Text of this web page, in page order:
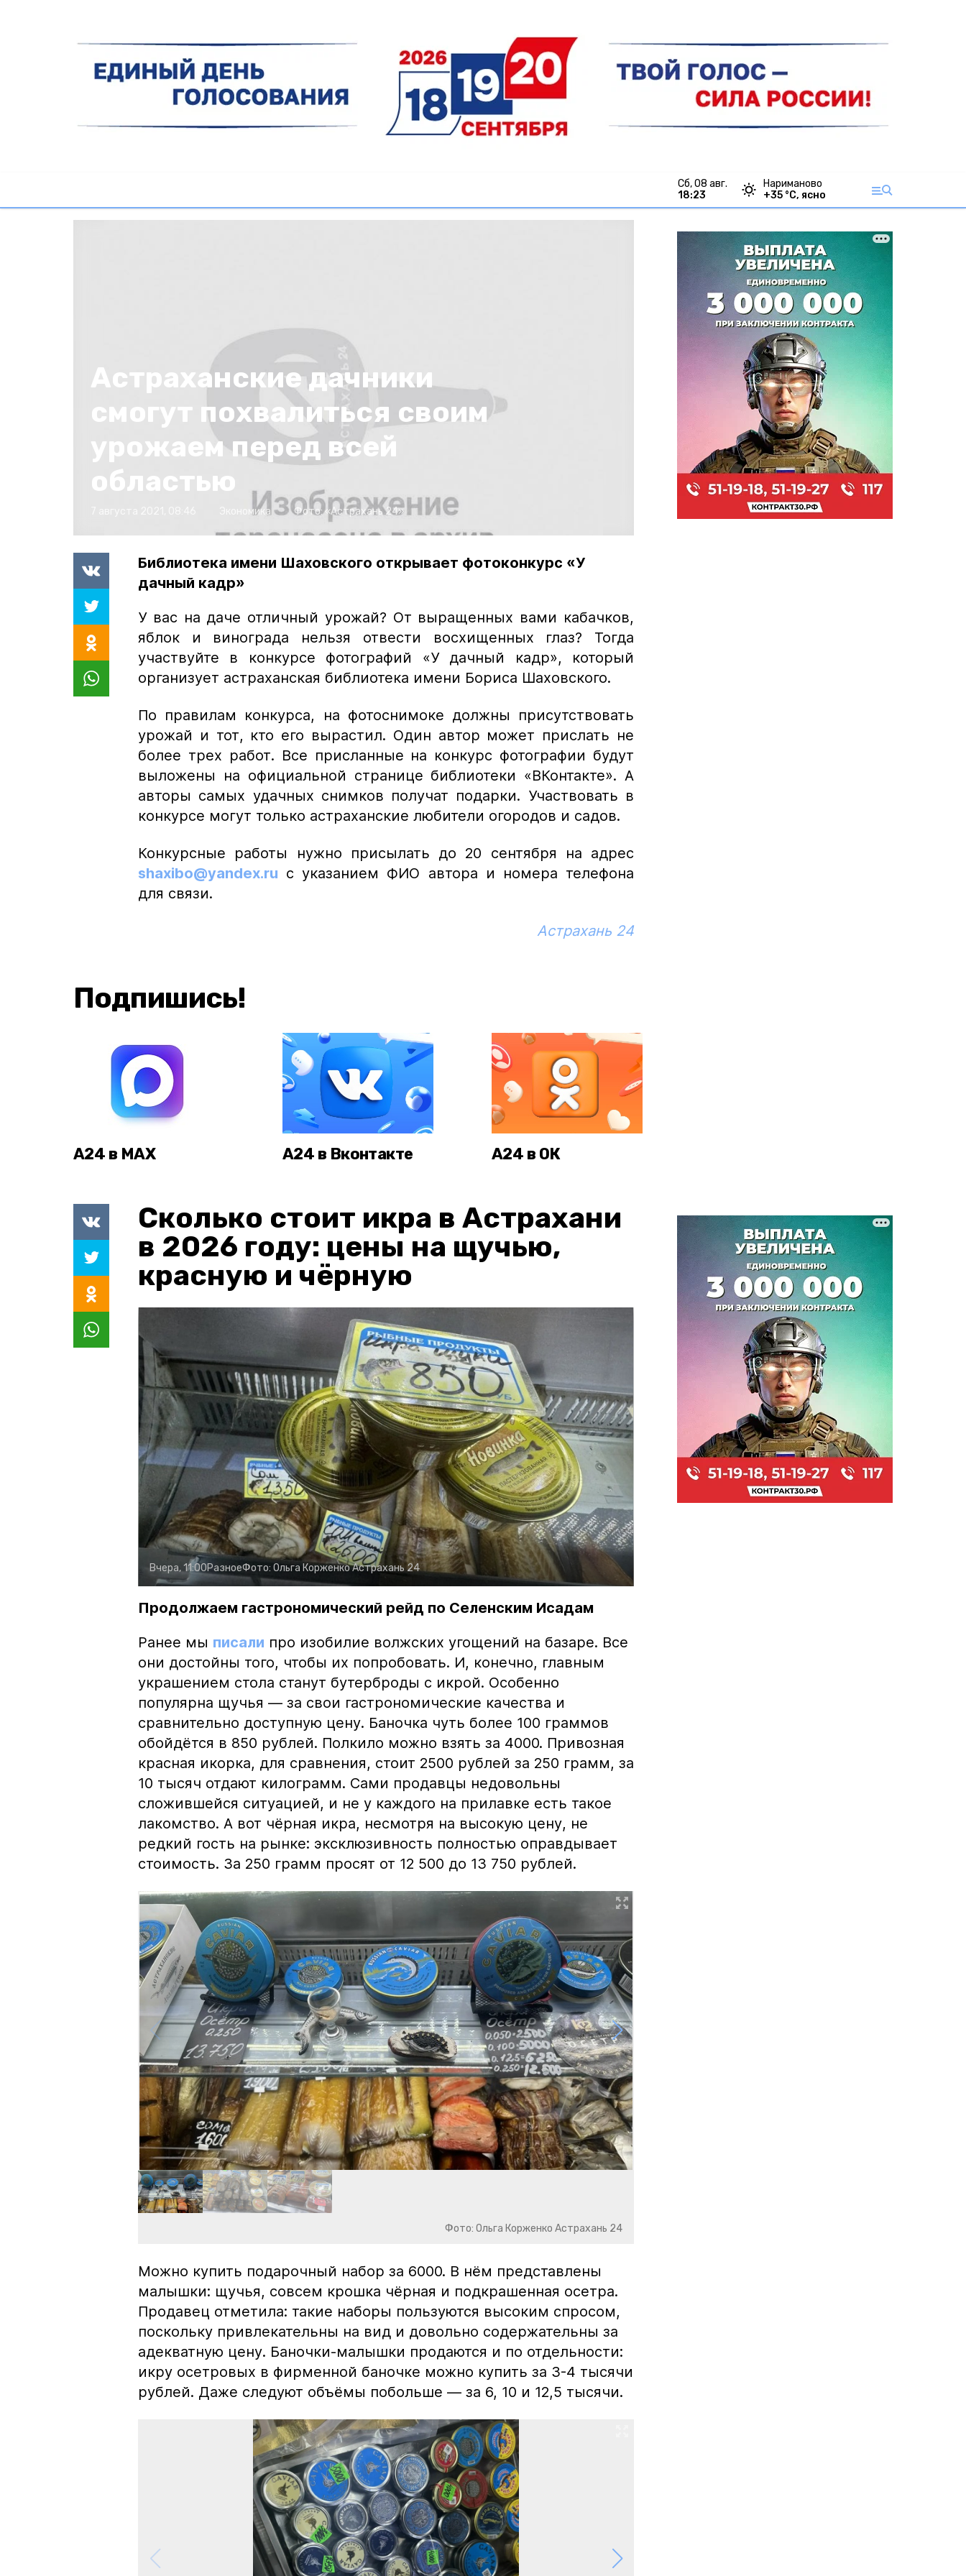
сб, 08 авг.
18:23
Нариманово
+35 °С, ясно
Астраханские дачники
смогут похвалиться своим
урожаем перед всей
областью
Экономика Фото:«Астрахань 24»
Библиотека имени Шаховского открывает фотоконкурс «У
дачный кадр»
У вас на даче отличный урожай? От выращенных вами кабачков,
яблок и винограда нельзя отвести восхищенных глаз? Тогда
участвуйте в конкурсе фотографий «У дачный кадр», который
организует астраханская библиотека имени Бориса Шаховского.
По правилам конкурса, на фотоснимоке должны присутствовать
урожай и тот, кто его вырастил. Один автор может прислать не
более трех работ. Все присланные на конкурс фотографии будут
выложены на официальной странице библиотеки «ВКонтакте». А
авторы самых удачных снимков получат подарки. Участвовать в
конкурсе могут только астраханские любители огородов и садов.
Конкурсные работы нужно присылать до 20 сентября на адрес
shaxibo@yandex.ru с указанием ФИО автора и номера телефона
для связи.
Астрахань 24
Подпишись!
А24 в MAX А24 в Вконтакте А24 в ОК
Сколько стоит икра в Астрахани
в 2026 году: цены на щучью,
красную и чёрную
Вчера, 11:00РазноеФото: Ольга КорженкоАстрахань 24
Продолжаем гастрономический рейд по Селенским Исадам
Ранее мы писали про изобилие волжских угощений на базаре. Все
они достойны того, чтобы их попробовать. И, конечно, главным
украшением стола станут бутерброды с икрой. Особенно
популярна щучья — за свои гастрономические качества и
сравнительно доступную цену. Баночка чуть более 100 граммов
обойдётся в 850 рублей. Полкило можно взять за 4000. Привозная
красная икорка, для сравнения, стоит 2500 рублей за 250 грамм, за
10 тысяч отдают килограмм. Сами продавцы недовольны
сложившейся ситуацией, и не у каждого на прилавке есть такое
лакомство. А вот чёрная икра, несмотря на высокую цену, не
редкий гость на рынке: эксклюзивность полностью оправдывает
стоимость. За 250 грамм просят от 12 500 до 13 750 рублей.
Фото: Ольга Корженко Астрахань 24
Можно купить подарочный набор за 6000. В нём представлены
малышки: щучья, совсем крошка чёрная и подкрашенная осетра.
Продавец отметила: такие наборы пользуются высоким спросом,
поскольку привлекательны на вид и довольно содержательны за
адекватную цену. Баночки-малышки продаются и по отдельности:
икру осетровых в фирменной баночке можно купить за 3-4 тысячи
рублей. Даже следуют объёмы побольше — за 6, 10 и 12,5 тысячи.